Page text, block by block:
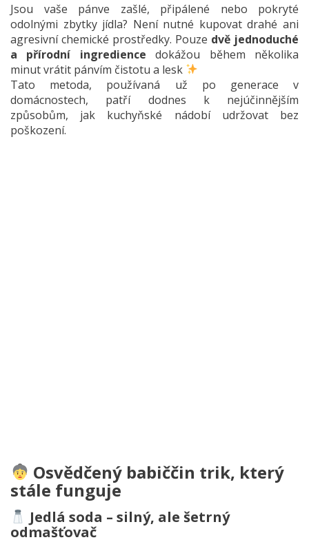
Jsou vaše pánve zašlé, připálené nebo pokryté
odolnými zbytky jídla? Není nutné kupovat drahé ani
agresivní chemické prostředky. Pouze dvě jednoduché
a přírodní ingredience dokážou během několika
minut vrátit pánvím čistotu a lesk
Tato metoda, používaná už po generace v
domácnostech, patří dodnes k nejúčinnějším
způsobům, jak kuchyňské nádobí udržovat bez
poškození.
Osvědčený babiččin trik, který
stále funguje
Jedlá soda – silný, ale šetrný
odmašťovač